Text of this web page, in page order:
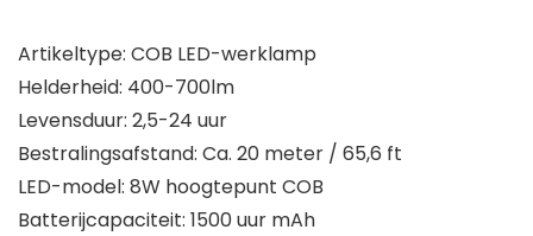
Artikeltype: COB LED-werklamp
Helderheid: 400-700lm
Levensduur: 2,5-24 uur
Bestralingsafstand: Ca. 20 meter / 65,6 ft
LED-model: 8W hoogtepunt COB
Batterijcapaciteit: 1500 uur mAh